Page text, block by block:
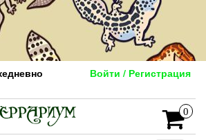
Войти / Регистрация
0